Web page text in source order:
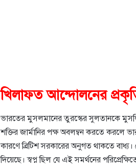
খিলাফত আন্দোলনের
ভারতের মুসলমানের তুরস্কের সুলতানকে
শক্তির জার্মানির পক্ষ অবলম্বন করতে করলে
কারণে ব্রিটিশ সরকারের অনুগত থাকতে বাধ্য।
দিয়েছে। স্বপ্ন ছিল যে এই সমর্থনের